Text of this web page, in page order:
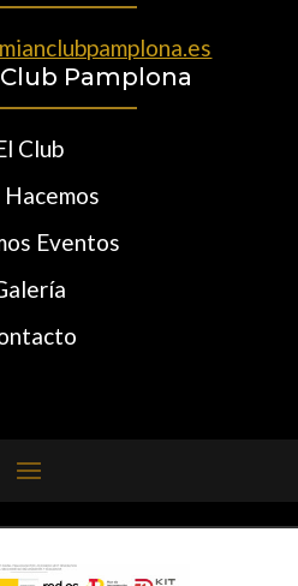
Pamplona
Club
Hacemos
Eventos